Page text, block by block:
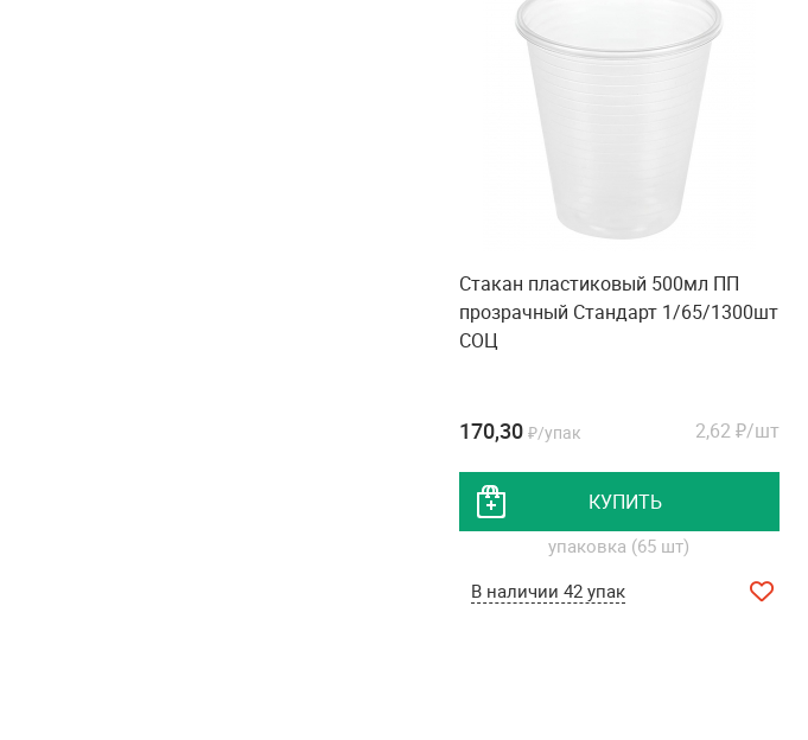
Стакан пластиковый 500мл ПП
прозрачный Стандарт 1/65/1300шт
СОЦ
170,30 ₽/упак 2,62₽/шт
КУПИТЬ
упаковка (65 шт)
В наличии 42 упак